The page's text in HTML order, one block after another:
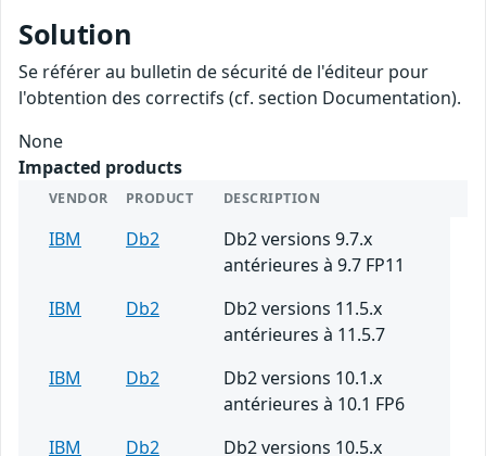
Solution
Se référer au bulletin de sécurité de l'éditeur pour
l'obtention des correctifs (cf. section Documentation).
None
Impacted products
VENDOR PRODUCT DESCRIPTION
IBM Db2
Db2 versions 9.7.x
antérieures à 9.7 FP11
IBM
Db2
Db2 versions 11.5.x
antérieures à 11.5.7
IBM
Db2
Db2 versions 10.1.x
antérieures à 10.1 FP6
IBM
Db2
Db2 versions 10.5.x